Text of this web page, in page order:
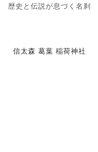
歴史と伝説が息づく名刹
信太森 葛葉 稲荷神社